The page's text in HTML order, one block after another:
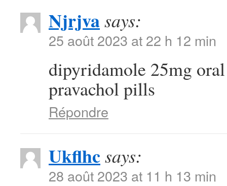
Njrjvasays:
25 août 2023 at 22 h 12 min
dipyridamole 25mg
pravachol pills
Répondre
Ukflhcsays:
28 août 2023 at 11 h 13 min